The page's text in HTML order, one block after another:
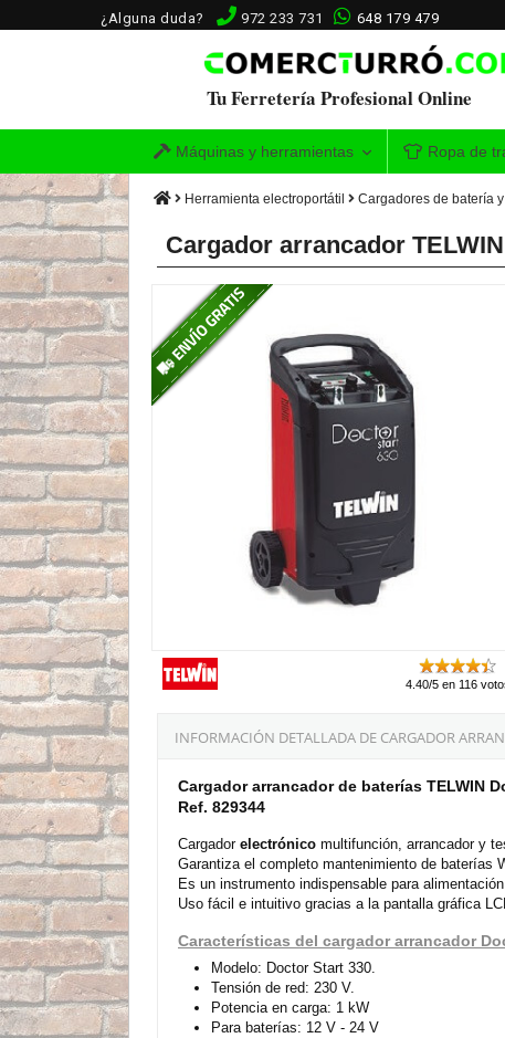
¿Alguna duda? 972 233 731 648 179 479
Tu Ferretería Profesional Online
Máquinas y herramientas Ropa de
Herramienta electroportátil Cargadores de batería
Cargador arrancador
4.40/5 en 116
INFORMACIÓN DETALLADA DE CARGADOR
Cargador arrancador de baterías TELWIN
Ref. 829344
Cargador electrónico multifunción, arrancador y
Garantiza el completo mantenimiento de baterías
Es un instrumento indispensable para
Uso fácil e intuitivo gracias a la pantalla gráfica
Características del cargador arrancador
Modelo: Doctor Start 330.
Tensión de red: 230 V.
Potencia en carga: 1 kW
Para baterías: 12 V - 24 V